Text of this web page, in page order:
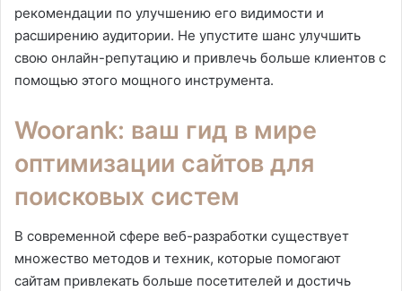
рекомендации по улучшению его видимости и
расширению аудитории. Не упустите шанс улучшить
свою онлайн-репутацию и привлечь больше клиентов с
помощью этого мощного инструмента.
Woorank: ваш гид в мире
оптимизации сайтов для
поисковых систем
В современной сфере веб-разработки существует
множество методов и техник, которые помогают
сайтам привлекать больше посетителей и достичь